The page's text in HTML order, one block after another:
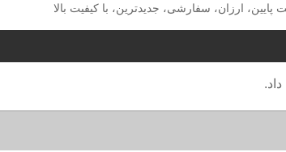
ارزان، سفارشی، جدیدترین، با کیفیت بالا